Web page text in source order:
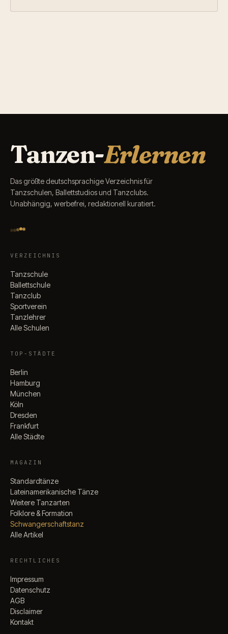
Tanzen-Erlernen
Das größte deutschsprachige Verzeichnis für
Tanzschulen, Ballettstudios und Tanzclubs.
Unabhängig, werbefrei, redaktionell kuratiert.
VERZEICHNIS
Tanzschule
Ballettschule
Tanzclub
Sportverein
Tanzlehrer
Alle Schulen
TOP-STÄDTE
Berlin
Hamburg
München
Köln
Dresden
Frankfurt
Alle Städte
MAGAZIN
Standardtänze
Lateinamerikanische Tänze
Weitere Tanzarten
Folklore & Formation
Schwangerschaftstanz
Alle Artikel
RECHTLICHES
Impressum
Datenschutz
AGB
Disclaimer
Kontakt